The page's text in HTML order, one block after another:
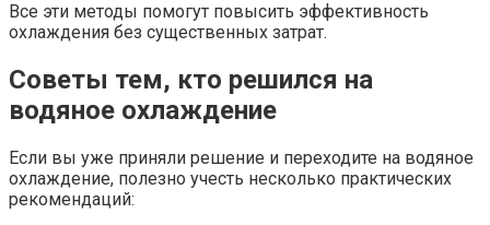
Все эти методы помогут повысить эффективность
охлаждения без существенных затрат.
Советы тем, кто решился на
водяное охлаждение
Если вы уже приняли решение и переходите на водяное
охлаждение, полезно учесть несколько практических
рекомендаций: